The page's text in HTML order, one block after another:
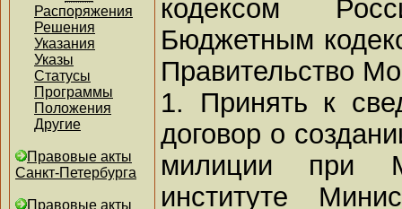
Распоряжения
Решения
Указания
Указы
Статусы
Программы
Положения
Другие
Правовые акты
Санкт-Петербурга
Правовые акты
кодексом
Бюджетным
Правительство
1. Принять к
договор о
милиции при
институте